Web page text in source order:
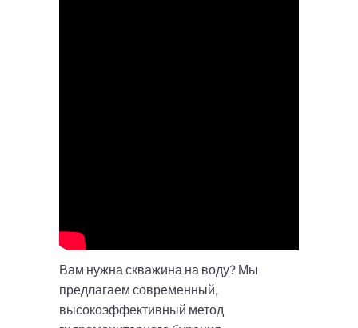
Вам нужна скважина на воду? Мы
предлагаем современный,
высокоэффективный метод